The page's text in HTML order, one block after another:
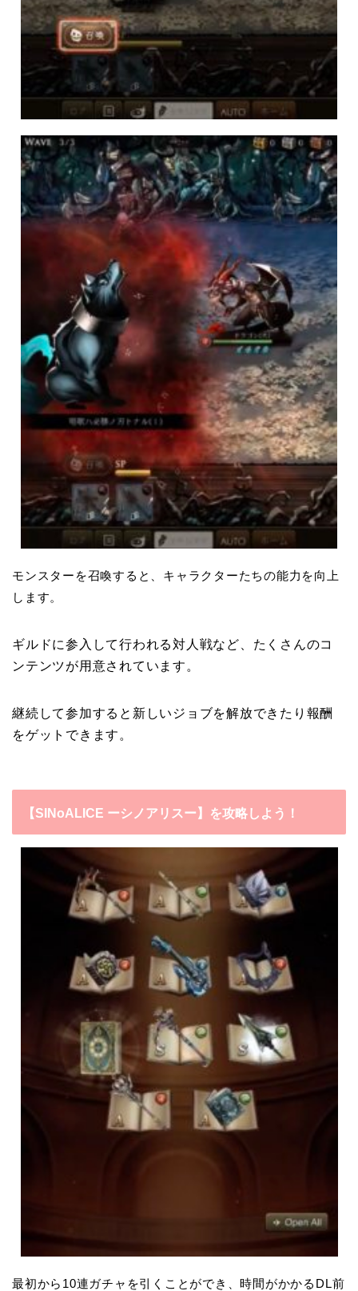
モンスターを召喚すると、キャラクターたちの能力を向上
します。
ギルドに参入して行われる対人戦など、たくさんのコ
ンテンツが用意されています。
継続して参加すると新しいジョブを解放できたり報酬
をゲットできます。
【SINoALICE ーシノアリスー】を攻略しよう！
最初から10連ガチャを引くことができ、時間がかかるDL前